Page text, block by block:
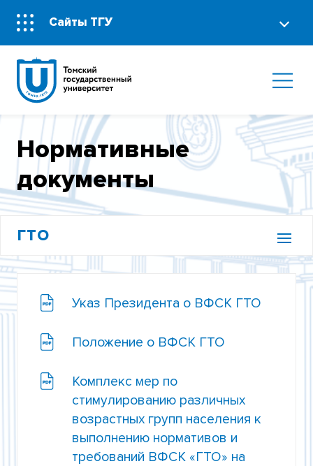
Сайты ТГУ
Нормативные
документы
ГТО
ИСТОРИЯ ВФСК ГТО
ЦЕНТР МЕТОДИЧЕСКОЙ ПОДГОТОВКИ И
ТЕСТИРОВАНИЯ ГТО В ТГУ
НОРМАТИВНЫЕ ДОКУМЕНТЫ
Указ Президента о ВФСК ГТО
Положение о ВФСК ГТО
Комплекс мер по
стимулированию различных
возрастных групп населения к
выполнению нормативов и
требований ВФСК «ГТО» на